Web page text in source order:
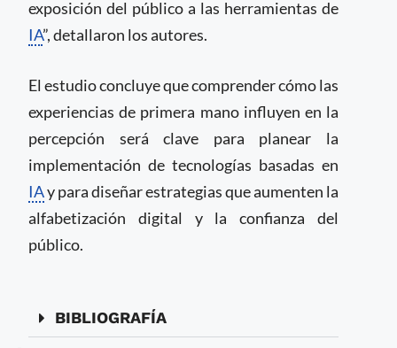
exposición del público a las herramientas de
IA”, detallaron los autores.
El estudio concluye que comprender cómo las
experiencias de primera mano influyen en la
percepción será clave para planear la
implementación de tecnologías basadas en
IAy para diseñar estrategias que aumenten la
alfabetización digital y la confianza del
público.
BIBLIOGRAFÍA